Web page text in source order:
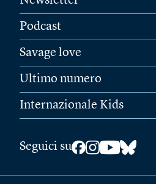
Podcast
Savage love
Ultimo numero
Internazionale Kids
Seguici su